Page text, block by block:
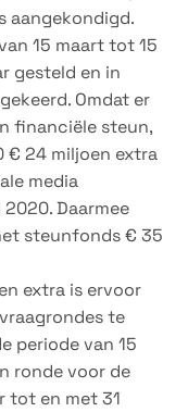
aangekondigd.
15 maart tot 15
gesteld en in
Omdat er
financiële steun,
€ 24 miljoen extra
media
Daarmee
steunfonds € 35
extra is ervoor
te
periode van 15
ronde voor de
tot en met 31